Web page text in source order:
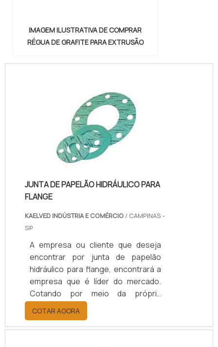
IMAGEM ILUSTRATIVA DE COMPRAR
RÉGUA DE GRAFITE PARA EXTRUSÃO
JUNTA DE PAPELÃO HIDRÁULICO PARA
FLANGE
KAELVED INDÚSTRIA E COMÉRCIO / CAMPINAS -
SP
A empresa ou cliente que deseja
encontrar por junta de papelão
hidráulico para flange, encontrará a
empresa que é líder do mercado.
Cotando por meio da própria
empresa e achando a organização
mais competente do ramo.Quando a
procura é por junta de papelão
COTAR AGORA